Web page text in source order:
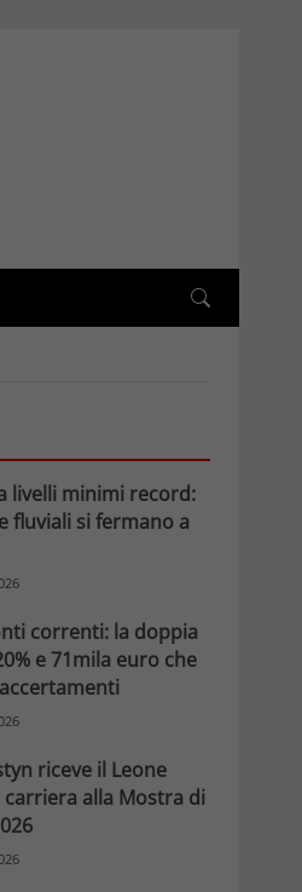
livelli minimi record:
fluviali si fermano a
correnti: la doppia
e 71mila euro che
riceve il Leone
carriera alla Mostra di